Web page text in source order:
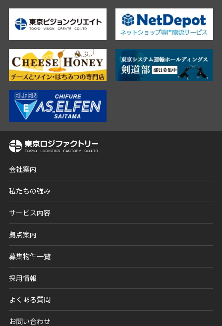
会社案内
私たちの強み
サービス内容
拠点案内
募集物件一覧
採用情報
よくある質問
お問い合わせ